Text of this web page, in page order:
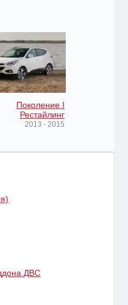
Поколение I
Рестайлинг
2013 - 2015
ДВС